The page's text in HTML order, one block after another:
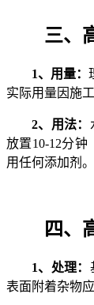
三、
1、 用量：
实际用量因施
2、用法：
放置10-12分
用任何添加剂。
四、
1、 处理：
表面附着杂物